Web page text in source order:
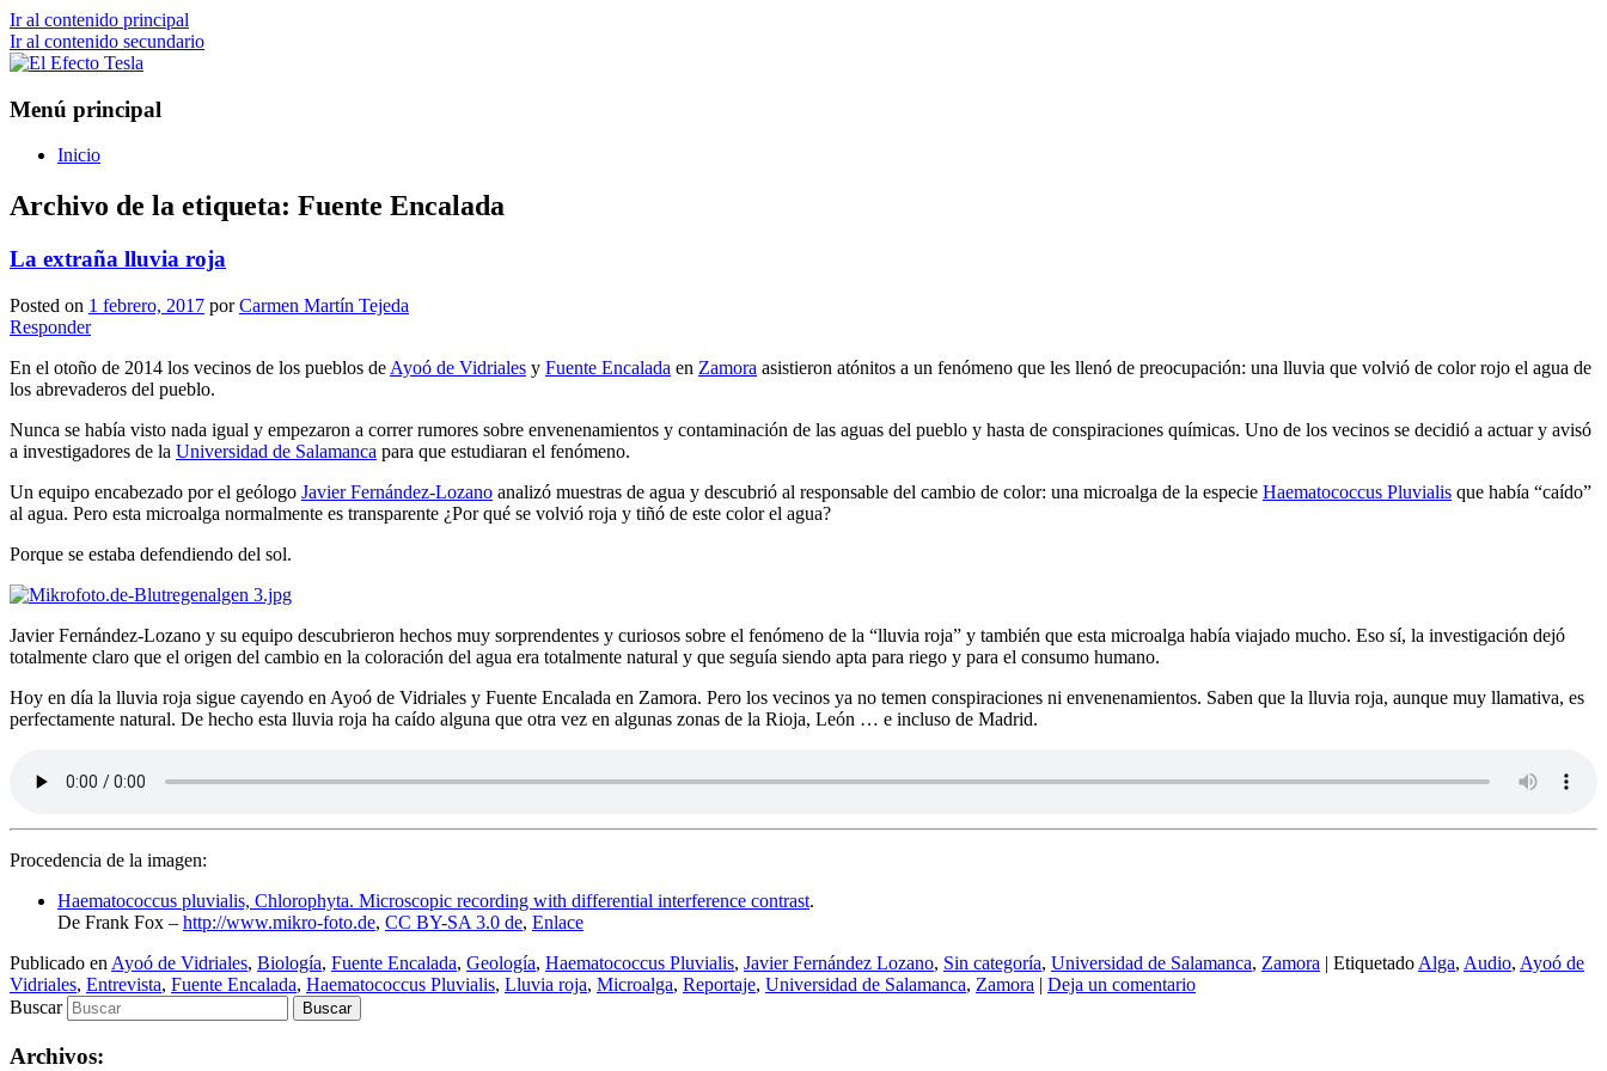
Ir al contenido principal
Ir al contenido secundario
El Efecto Tesla
Menú principal
Inicio
Archivo de la etiqueta: Fuente Encalada
La extraña lluvia roja
Posted on 1 febrero, 2017 porCarmen Martín Tejeda
Responder
En el otoño de 2014 los vecinos de los pueblos de Ayoó de Vidriales y Fuente Encalada en Zamora asistieron atónitos a un fenómeno que les llenó de preocupación: una lluvia que volvió de color rojo el agua de
los abrevaderos del pueblo.
Nunca se había visto nada igual y empezaron a correr rumores sobre envenenamientos y contaminación de las aguas del pueblo y hasta de conspiraciones químicas. Uno de los vecinos se decidió a actuar y avisó
a investigadores de la Universidad de Salamanca para que estudiaran el fenómeno.
Un equipo encabezado por el geólogo Javier Fernández-Lozano analizó muestras de agua y descubrió al responsable del cambio de color: una microalga de la especie Haematococcus Pluvialis que había “caído”
al agua. Pero esta microalga normalmente es transparente ¿Por qué se volvió roja y tiñó de este color el agua?
Porque se estaba defendiendo del sol.
Javier Fernández-Lozano y su equipo descubrieron hechos muy sorprendentes y curiosos sobre el fenómeno de la “lluvia roja” y también que esta microalga había viajado mucho. Eso sí, la investigación dejó
totalmente claro que el origen del cambio en la coloración del agua era totalmente natural y que seguía siendo apta para riego y para el consumo humano.
Hoy en día la lluvia roja sigue cayendo en Ayoó de Vidriales y Fuente Encalada en Zamora. Pero los vecinos ya no temen conspiraciones ni envenenamientos. Saben que la lluvia roja, aunque muy llamativa, es
perfectamente natural. De hecho esta lluvia roja ha caído alguna que otra vez en algunas zonas de la Rioja, León … e incluso de Madrid.
Procedencia de la imagen:
Haematococcus pluvialis, Chlorophyta. Microscopic recording with differential interference contrast.
De Frank Fox – http://www.mikro-foto.de, CC BY-SA 3.0 de, Enlace
Publicado en Ayoó de Vidriales, Biología, Fuente Encalada, Geología, Haematococcus Pluvialis, Javier Fernández Lozano, Sin categoría, Universidad de Salamanca, Zamora | Etiquetado Alga, Audio, Ayoó de
Vidriales, Entrevista, Fuente Encalada, Haematococcus Pluvialis, Lluvia roja, Microalga, Reportaje, Universidad de Salamanca, Zamora | Deja un comentario
Buscar
Archivos: